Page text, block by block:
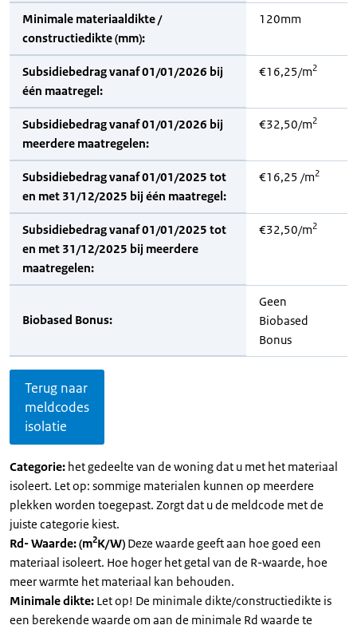
Minimale materiaaldikte /
constructiedikte (mm):
120mm
Subsidiebedrag vanaf 01/01/2026 bij
één maatregel:
€16,25/m2
Subsidiebedrag vanaf 01/01/2026 bij
meerdere maatregelen:
€32,50/m2
Subsidiebedrag vanaf 01/01/2025 tot
en met 31/12/2025 bij één maatregel:
€16,25 /m2
Subsidiebedrag vanaf 01/01/2025 tot
en met 31/12/2025 bij meerdere
maatregelen:
€32,50/m2
Biobased Bonus:
Geen
Biobased
Bonus
Terug naar
meldcodes
isolatie
Categorie: het gedeelte van de woning dat u met het materiaal
isoleert. Let op: sommige materialen kunnen op meerdere
plekken worden toegepast. Zorgt dat u de meldcode met de
juiste categorie kiest.
Rd- Waarde: (m2K/W) Deze waarde geeft aan hoe goed een
materiaal isoleert. Hoe hoger het getal van de R-waarde, hoe
meer warmte het materiaal kan behouden.
Minimale dikte: Let op! De minimale dikte/constructiedikte is
een berekende waarde om aan de minimale Rd waarde te